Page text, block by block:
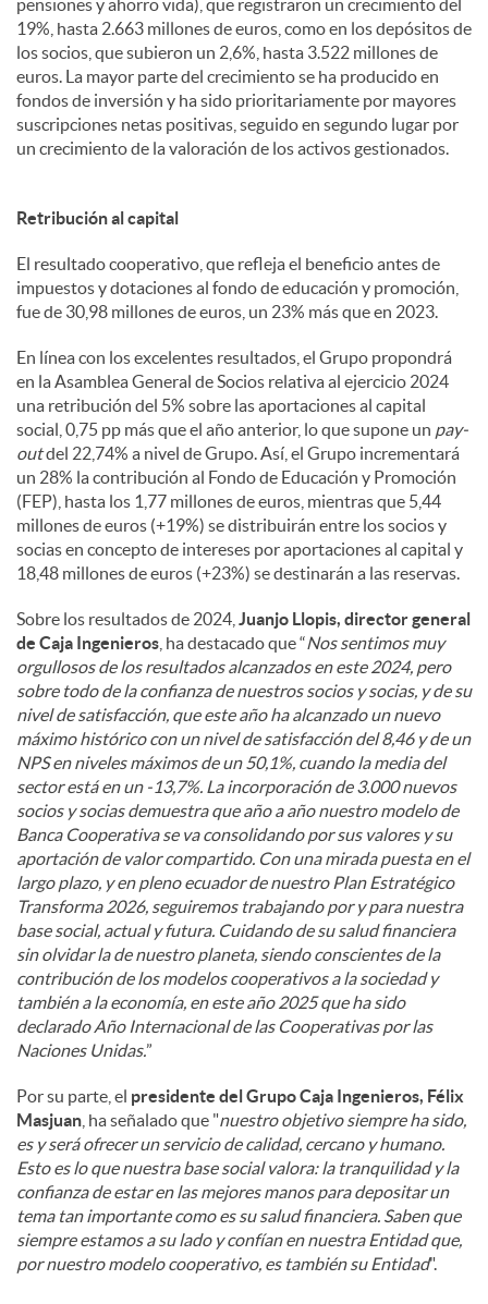
19%, hasta 2.663 millones de euros, como en los depósitos de
los socios, que subieron un 2,6%, hasta 3.522 millones de
euros. La mayor parte del crecimiento se ha producido en
fondos de inversión y ha sido prioritariamente por mayores
suscripciones netas positivas, seguido en segundo lugar por
un crecimiento de la valoración de los activos gestionados.
Retribución al capital
El resultado cooperativo, que refleja el beneficio antes de
impuestos y dotaciones al fondo de educación y promoción,
fue de 30,98 millones de euros, un 23% más que en 2023.
En línea con los excelentes resultados, el Grupo propondrá
en la Asamblea General de Socios relativa al ejercicio 2024
una retribución del 5% sobre las aportaciones al capital
social, 0,75 pp más que el año anterior, lo que supone un pay-
outdel 22,74% a nivel de Grupo. Así, el Grupo incrementará
un 28% la contribución al Fondo de Educación y Promoción
(FEP), hasta los 1,77 millones de euros, mientras que 5,44
millones de euros (+19%) se distribuirán entre los socios y
socias en concepto de intereses por aportaciones al capital y
18,48 millones de euros (+23%) se destinarán a las reservas.
Sobre los resultados de 2024, Juanjo Llopis, director general
de Caja Ingenieros , ha destacado que “Nos sentimos muy
orgullosos de los resultados alcanzados en este 2024, pero
sobre todo de la confianza de nuestros socios y socias, y de su
nivel de satisfacción, que este año ha alcanzado un nuevo
máximo histórico con un nivel de satisfacción del 8,46 y de un
NPS en niveles máximos de un 50,1%, cuando la media del
sector está en un -13,7%. La incorporación de 3.000 nuevos
socios y socias demuestra que año a año nuestro modelo de
Banca Cooperativa se va consolidando por sus valores y su
aportación de valor compartido. Con una mirada puesta en el
largo plazo, y en pleno ecuador de nuestro Plan Estratégico
Transforma 2026, seguiremos trabajando por y para nuestra
base social, actual y futura. Cuidando de su salud financiera
sin olvidar la de nuestro planeta, siendo conscientes de la
contribución de los modelos cooperativos a la sociedad y
también a la economía, en este año 2025 que ha sido
declarado Año Internacional de las Cooperativas por las
Naciones Unidas.”
Por su parte, el presidente del Grupo Caja Ingenieros, Félix
Masjuan , ha señalado que "nuestro objetivo siempre ha sido,
es y será ofrecer un servicio de calidad, cercano y humano.
Esto es lo que nuestra base social valora: la tranquilidad y la
confianza de estar en las mejores manos para depositar un
tema tan importante como es su salud financiera. Saben que
siempre estamos a su lado y confían en nuestra Entidad que,
por nuestro modelo cooperativo, es también su Entidad".